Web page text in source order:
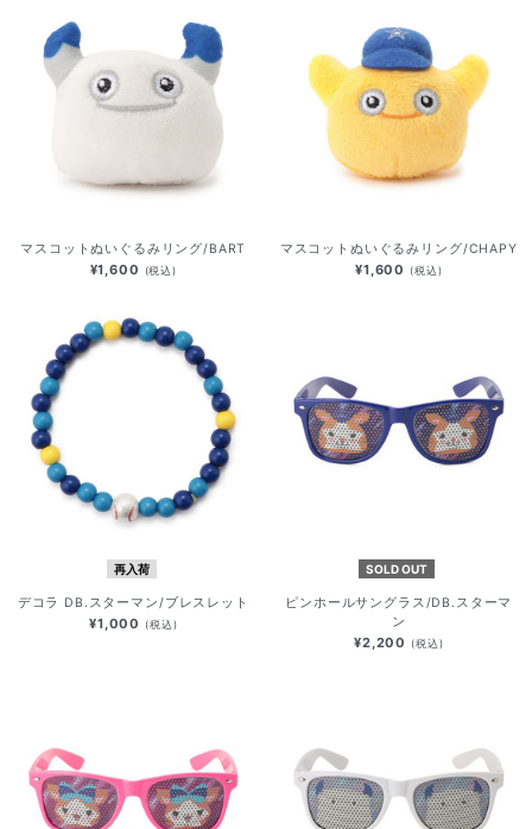
マスコットぬいぐるみリング/BART
¥1,600 (税込)
マスコットぬいぐるみリング/CHAPY
¥1,600 (税込)
再入荷
デコラ DB.スターマン/ブレスレット
¥1,000 (税込)
SOLD OUT
ピンホールサングラス/DB.スターマ
ン
¥2,200 (税込)